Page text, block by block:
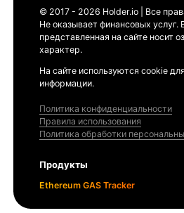
© 2017 - 2026 Holder.io | Все
Не оказывает финансовых услуг.
представленная на сайте носит
характер.
На сайте используются cookie
информации.
Политика конфиденциальности
Правила использования
Политика обработки
Продукты
Ethereum GAS Tracker